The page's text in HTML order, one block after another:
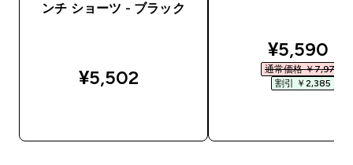
ンチ ショーツ - ブラック
¥5,502‎
¥5,590‎
通常価格 ￥7,975‎
割引 ￥2,385‎